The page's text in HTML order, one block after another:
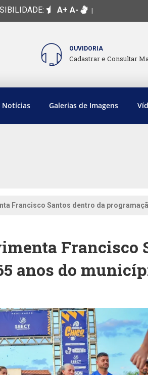
A+ A- |
OUVIDORIA
Cadastrar e Consultar
Notícias Galerias de Imagens
Francisco Santos dentro da
Francisco
anos do